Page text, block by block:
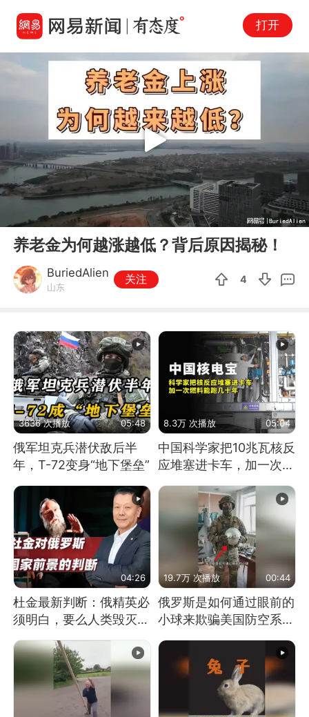
打开
00:00 01:22
Play
养老金为何越涨越低？背后原因揭秘！
BuriedAlien
山东
关注 4
3636 次播放 05:48
俄军坦克兵潜伏敌后半
年，T-72变身“地下堡垒”
8.3万 次播放 05:04
中国科学家把10兆瓦核反
应堆塞进卡车，加一次燃
料能跑几十年
04:26
杜金最新判断：俄精英必
须明白，要么人类毁灭，
19.7万 次播放 00:44
俄罗斯是如何通过眼前的
小球来欺骗美国防空系统